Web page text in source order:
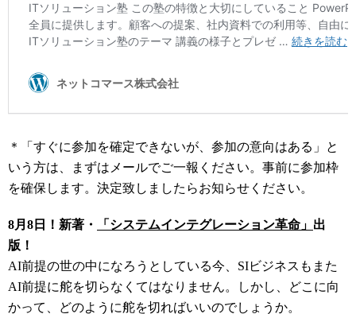
＊「すぐに参加を確定できないが、参加の意向はある」と
いう方は、まずはメールでご一報ください。事前に参加枠
を確保します。決定致しましたらお知らせください。
8月8日！新著・ 「システムインテグレーション革命」 出
版！
AI前提の世の中になろうとしている今、SIビジネスもまた
AI前提に舵を切らなくてはなりません。しかし、どこに向
かって、どのように舵を切ればいいのでしょうか。